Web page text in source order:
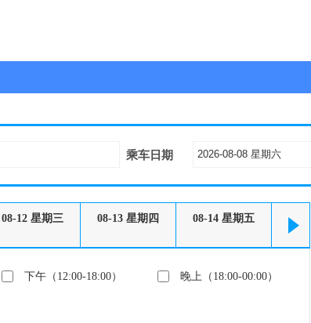
乘车日期
08-12 星期三 08-13 星期四 08-14 星期五
下午（12:00-18:00） 晚上（18:00-00:00）